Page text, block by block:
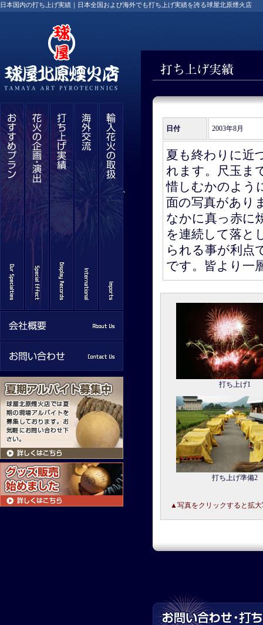
日本国内の打ち上げ実績｜日本全国および海外でも打ち上げ実績を誇る球屋北原煙火店
日付 2003年8月
夏も終わりに近
れます。尺玉ま
惜しむかのよう
面の写真があり
なかに真っ赤に
を連続して落と
られる事が利点
です。皆より一
打ち上げ1
打ち上げ準備2
▲写真をクリックすると拡